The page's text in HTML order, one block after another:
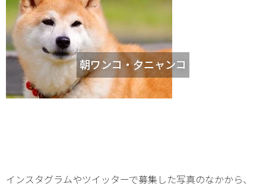
朝ワンコ・夕ニャンコ
インスタグラムやツイッターで募集した写真のなかから、